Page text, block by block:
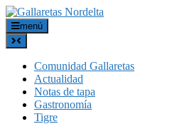
menú
Comunidad Gallaretas
Actualidad
Notas de tapa
Gastronomía
Tigre